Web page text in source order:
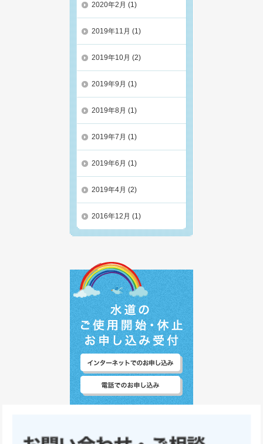
2020年2月 (1)
2019年11月 (1)
2019年10月 (2)
2019年9月 (1)
2019年8月 (1)
2019年7月 (1)
2019年6月 (1)
2019年4月 (2)
2016年12月 (1)